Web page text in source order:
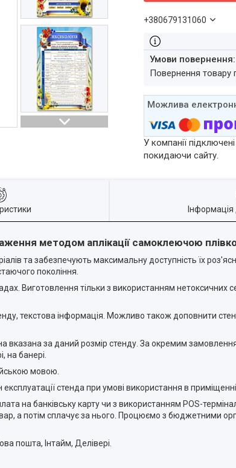
+380679131060
повернення
У компанії
покидаючи сайту.
методом аплікації самоклеючою
та забезпечують максимальну доступність їх
покоління.
Виготовлення тільки з використанням нетоксичних
текстова інформація. Можливо також доповнити
вказана за даний розмір стенду. За окремим
на банері.
мовою.
стенда при умові використання в
на банківську карту чи з використанням POS-
а потім сплачує за нього. Процюємо з бюджетними
пошта, Інтайм, Делівері.